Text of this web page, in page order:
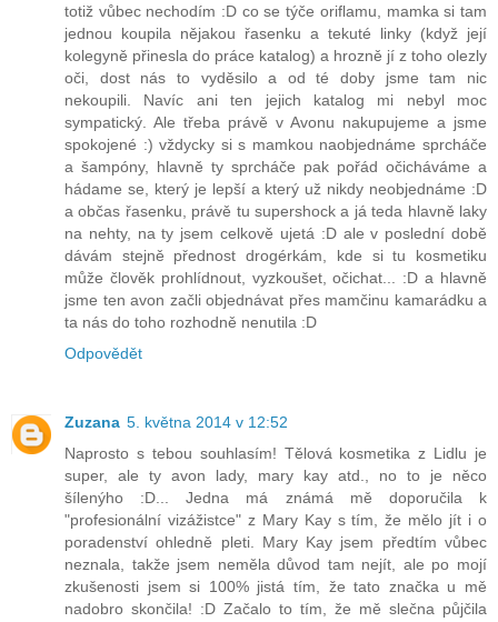
totiž vůbec nechodím :D co se týče oriflamu, mamka si tam
jednou koupila nějakou řasenku a tekuté linky (když její
kolegyně přinesla do práce katalog) a hrozně jí z toho olezly
oči, dost nás to vyděsilo a od té doby jsme tam nic
nekoupili. Navíc ani ten jejich katalog mi nebyl moc
sympatický. Ale třeba právě v Avonu nakupujeme a jsme
spokojené :) vždycky si s mamkou naobjednáme sprcháče
a šampóny, hlavně ty sprcháče pak pořád očicháváme a
hádame se, který je lepší a který už nikdy neobjednáme :D
a občas řasenku, právě tu supershock a já teda hlavně laky
na nehty, na ty jsem celkově ujetá :D ale v poslední době
dávám stejně přednost drogérkám, kde si tu kosmetiku
může člověk prohlídnout, vyzkoušet, očichat... :D a hlavně
jsme ten avon začli objednávat přes mamčinu kamarádku a
ta nás do toho rozhodně nenutila :D
Odpovědět
Zuzana 5. května 2014 v 12:52
Naprosto s tebou souhlasím! Tělová kosmetika z Lidlu je
super, ale ty avon lady, mary kay atd., no to je něco
šílenýho :D... Jedna má známá mě doporučila k
"profesionální vizážistce" z Mary Kay s tím, že mělo jít i o
poradenství ohledně pleti. Mary Kay jsem předtím vůbec
neznala, takže jsem neměla důvod tam nejít, ale po mojí
zkušenosti jsem si 100% jistá tím, že tato značka u mě
nadobro skončila! :D Začalo to tím, že mě slečna půjčila